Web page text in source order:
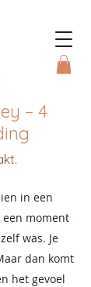
– 4
in een
een moment
was. Je
dan komt
het gevoel